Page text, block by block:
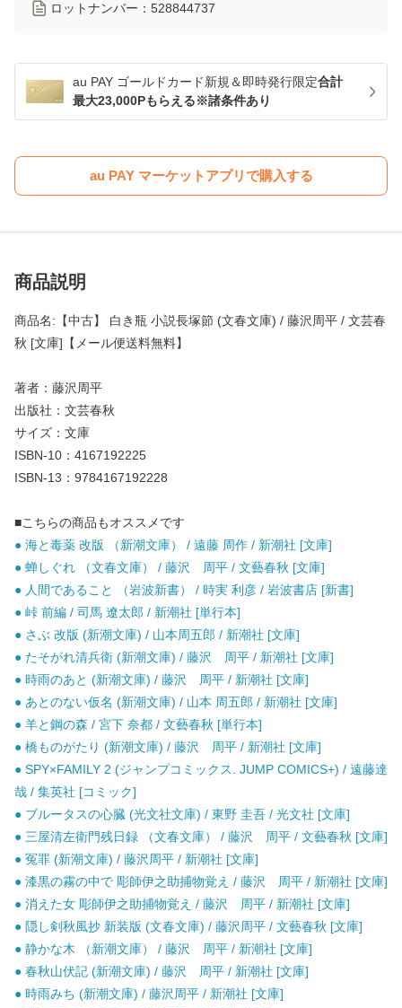
ロットナンバー： 528844737
au PAY ゴールドカード新規＆即時発行限定合計
最大23,000Pもらえる※諸条件あり
au PAY マーケットアプリで購入する
商品説明
商品名:【中古】 白き瓶 小説長塚節 (文春文庫) / 藤沢周平 / 文芸春
秋 [文庫]【メール便送料無料】
著者：藤沢周平
出版社：文芸春秋
サイズ：文庫
ISBN-10：4167192225
ISBN-13：9784167192228
■こちらの商品もオススメです
● 海と毒薬 改版 （新潮文庫） / 遠藤 周作 / 新潮社 [文庫]
● 蝉しぐれ （文春文庫） / 藤沢 周平 / 文藝春秋 [文庫]
● 人間であること （岩波新書） / 時実 利彦 / 岩波書店 [新書]
● 峠 前編 / 司馬 遼太郎 / 新潮社 [単行本]
● さぶ 改版 (新潮文庫) / 山本周五郎 / 新潮社 [文庫]
● たそがれ清兵衛 (新潮文庫) / 藤沢 周平 / 新潮社 [文庫]
● 時雨のあと (新潮文庫) / 藤沢 周平 / 新潮社 [文庫]
● あとのない仮名 (新潮文庫) / 山本 周五郎 / 新潮社 [文庫]
● 羊と鋼の森 / 宮下 奈都 / 文藝春秋 [単行本]
● 橋ものがたり (新潮文庫) / 藤沢 周平 / 新潮社 [文庫]
● SPY×FAMILY 2 (ジャンプコミックス. JUMP COMICS+) / 遠藤達
哉 / 集英社 [コミック]
● ブルータスの心臓 (光文社文庫) / 東野 圭吾 / 光文社 [文庫]
● 三屋清左衛門残日録 （文春文庫） / 藤沢 周平 / 文藝春秋 [文庫]
● 冤罪 (新潮文庫) / 藤沢周平 / 新潮社 [文庫]
● 漆黒の霧の中で 彫師伊之助捕物覚え / 藤沢 周平 / 新潮社 [文庫]
● 消えた女 彫師伊之助捕物覚え / 藤沢 周平 / 新潮社 [文庫]
● 隠し剣秋風抄 新装版 (文春文庫) / 藤沢周平 / 文藝春秋 [文庫]
● 静かな木 （新潮文庫） / 藤沢 周平 / 新潮社 [文庫]
● 春秋山伏記 (新潮文庫) / 藤沢 周平 / 新潮社 [文庫]
● 時雨みち (新潮文庫) / 藤沢周平 / 新潮社 [文庫]